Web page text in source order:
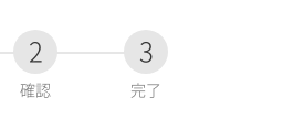
2
確認
3
完了